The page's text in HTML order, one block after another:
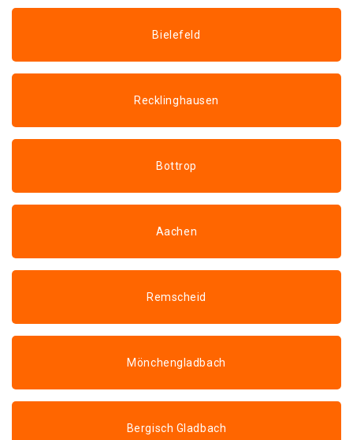
Bielefeld
Recklinghausen
Bottrop
Aachen
Remscheid
Mönchengladbach
Bergisch Gladbach